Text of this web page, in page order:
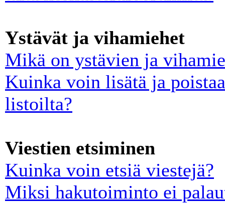
Ystävät ja vihamiehet
Mikä on ystävien ja
Kuinka voin lisätä ja
listoilta?
Viestien etsiminen
Kuinka voin etsiä viestejä?
Miksi hakutoiminto ei